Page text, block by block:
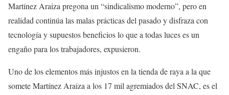
Martínez Araiza pregona un “sindicalismo moderno”, pero en
realidad continúa las malas prácticas del pasado y disfraza con
tecnología y supuestos beneficios lo que a todas luces es un
engaño para los trabajadores, expusieron.
Uno de los elementos más injustos en la tienda de raya a la que
somete Martínez Araiza a los 17 mil agremiados del SNAC, es el